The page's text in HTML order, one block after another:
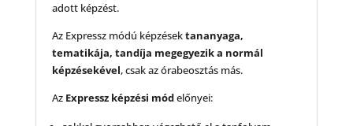
adott képzést.
Az Expressz módú képzésektananyaga,
tematikája, tandíja megegyezika normál
képzésekével, csak az órabeosztás más.
Az Expressz képzési módelőnyei: